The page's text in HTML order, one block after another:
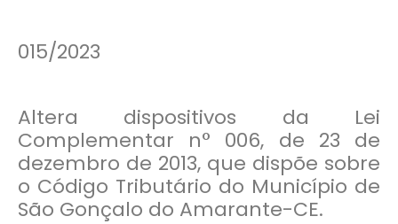
015/2023
Altera dispositivos da Lei
Complementar n° 006, de 23 de
dezembro de 2013, que dispõe sobre
o Código Tributário do Município de
São Gonçalo do Amarante-CE.